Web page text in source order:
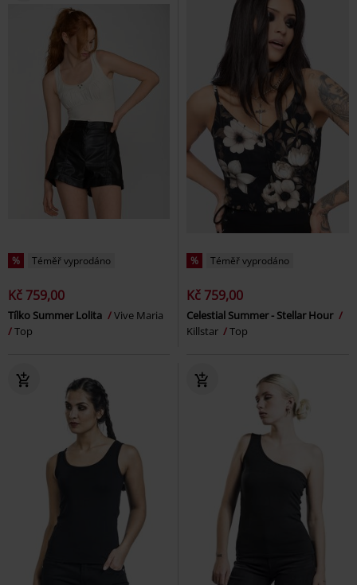
% Téměř vyprodáno
Kč 759,00
Tílko Summer Lolita
Vive Maria
Top
% Téměř vyprodáno
Kč 759,00
Celestial Summer - Stellar Hour
Killstar
Top